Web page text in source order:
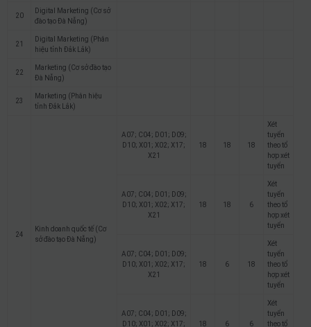
20
Digital Marketing (Cơ sở
đào tạo Đà Nẵng)
21
Digital Marketing (Phân
hiệu tỉnh Đắk Lắk)
22
Marketing (Cơ sở đào tạo
Đà Nẵng)
23
Marketing (Phân hiệu
tỉnh Đắk Lắk)
24
Kinh doanh quốc tế (Cơ
sở đào tạo Đà Nẵng)
A07; C04; D01; D09;
D10; X01; X02; X17;
X21
18 18 18
Xét
tuyển
theo tổ
hợp xét
tuyển
A07; C04; D01; D09;
D10; X01; X02; X17;
X21
18 18 6
Xét
tuyển
theo tổ
hợp xét
tuyển
A07; C04; D01; D09;
D10; X01; X02; X17;
X21
18 6 18
Xét
tuyển
theo tổ
hợp xét
tuyển
A07; C04; D01; D09;
D10; X01; X02; X17;
18 6 6
Xét
tuyển
theo tổ